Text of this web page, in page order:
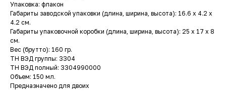
Упаковка: флакон
Габариты заводской упаковки (длина, ширина, высота): 16.6 x 4.2 x
4.2 см.
Габариты упаковочной коробки (длина, ширина, высота): 25 x 17 x 8
см.
Вес (брутто): 160 гр.
ТН ВЭД группы: 3304
ТН ВЭД полный: 3304990000
Объем: 150 мл.
Предназначено для двоих